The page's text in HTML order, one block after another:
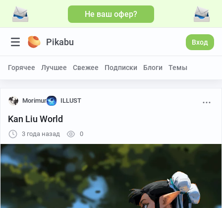
Не ваш офер?
Pikabu Вход
Горячее Лучшее Свежее Подписки Блоги Темы
Morimur ILLUST
Kan Liu World
3 года назад 0